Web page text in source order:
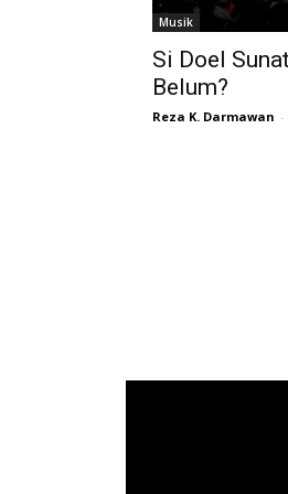
Musik
Si Doel
Belum?
Reza K. Darmawan -